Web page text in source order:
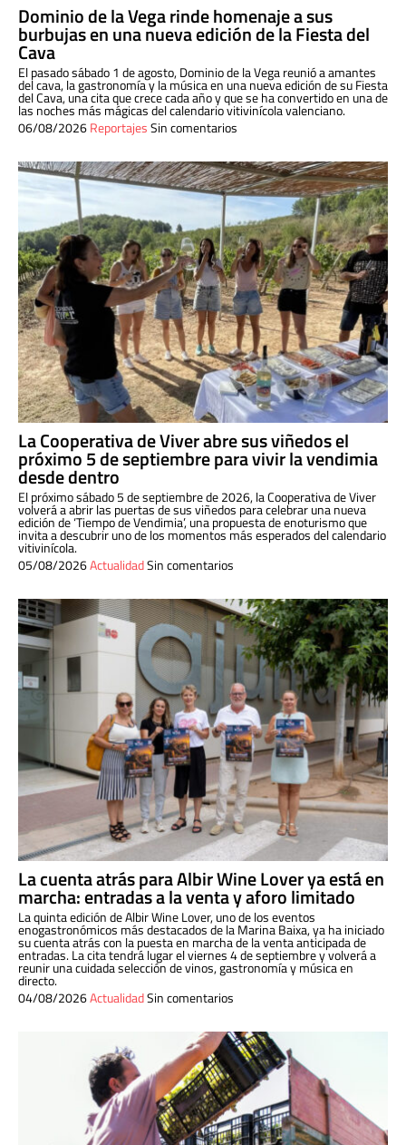
Dominio de la Vega rinde homenaje a sus
burbujas en una nueva edición de la Fiesta del
Cava
El pasado sábado 1 de agosto, Dominio de la Vega reunió a amantes
del cava, la gastronomía y la música en una nueva edición de su Fiesta
del Cava, una cita que crece cada año y que se ha convertido en una de
las noches más mágicas del calendario vitivinícola valenciano.
06/08/2026ReportajesSin comentarios
La Cooperativa de Viver abre sus viñedos el
próximo 5 de septiembre para vivir la vendimia
desde dentro
El próximo sábado 5 de septiembre de 2026, la Cooperativa de Viver
volverá a abrir las puertas de sus viñedos para celebrar una nueva
edición de ‘Tiempo de Vendimia’, una propuesta de enoturismo que
invita a descubrir uno de los momentos más esperados del calendario
vitivinícola.
05/08/2026ActualidadSin comentarios
La cuenta atrás para Albir Wine Lover ya está en
marcha: entradas a la venta y aforo limitado
La quinta edición de Albir Wine Lover, uno de los eventos
enogastronómicos más destacados de la Marina Baixa, ya ha iniciado
su cuenta atrás con la puesta en marcha de la venta anticipada de
entradas. La cita tendrá lugar el viernes 4 de septiembre y volverá a
reunir una cuidada selección de vinos, gastronomía y música en
directo.
04/08/2026ActualidadSin comentarios